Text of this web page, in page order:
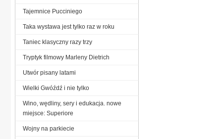
Tajemnice Pucciniego
Taka wystawa jest tylko raz w roku
Taniec klasyczny razy trzy
Tryptyk filmowy Marleny Dietrich
Utwór pisany latami
Wielki Gwóźdź i nie tylko
Wino, wędliny, sery i edukacja. nowe
miejsce: Superiore
Wojny na parkiecie